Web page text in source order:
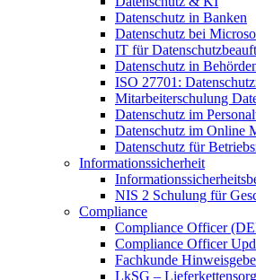
Datenschutz in Banken
Datenschutz bei
IT für
Datenschutz in
ISO 27701:
Mitarbeiterschulung
Datenschutz im
Datenschutz im Online
Datenschutz für
Informationssicherheit
NIS 2 Schulung für
Compliance
Compliance Officer
Compliance Officer
Fachkunde
LkSG –